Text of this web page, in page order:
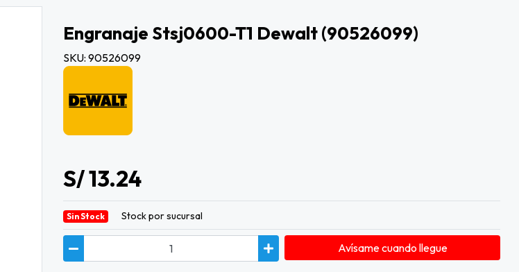
Engranaje Stsj0600-T1 Dewalt (90526099)
SKU: 90526099
S/ 13.24
Sin Stock Stock por sucursal
Avísame cuando llegue